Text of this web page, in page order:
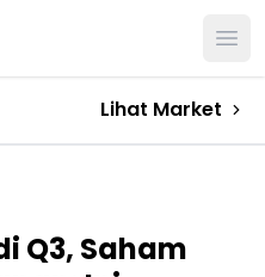
Lihat Market
Q3, Saham